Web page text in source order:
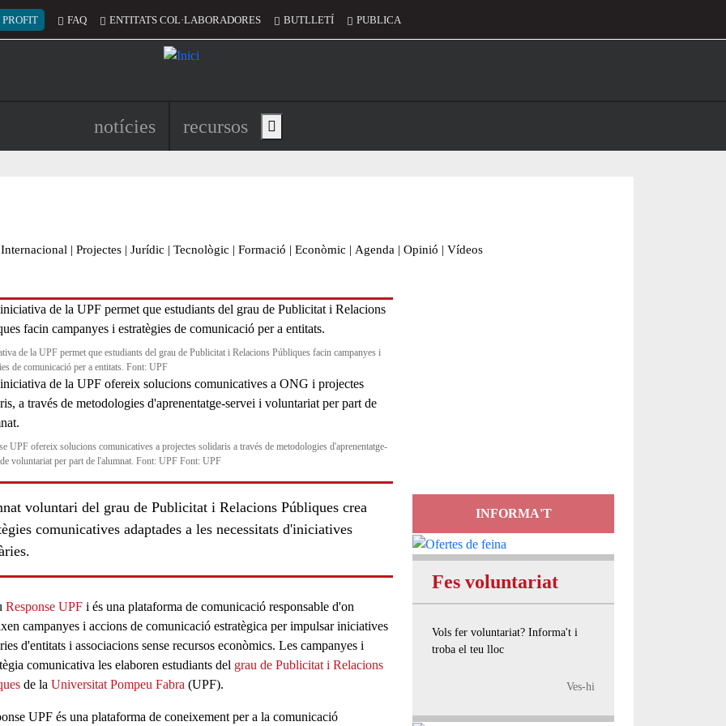
del compte d'usuari
PROFIT FAQ ENTITATS COL·LABORADORES BUTLLETÍ PUBLICA
Navegació principal de l'encapçalament
notícies recursos Show main menu
Internacional | Projectes | Jurídic | Tecnològic | Formació | Econòmic | Agenda | Opinió | Vídeos
de la UPF permet que estudiants del grau de Publicitat i Relacions Públiques facin campanyes i
de comunicació per a entitats. Font: UPF
UPF ofereix solucions comunicatives a projectes solidaris a través de metodologies d'aprenentatge-
voluntariat per part de l'alumnat. Font: UPF Font: UPF
voluntari del grau de Publicitat i Relacions Públiques crea
comunicatives adaptades a les necessitats d'iniciatives
Response UPFi és una plataforma de comunicació responsabled'on
campanyesi accions de comunicació estratègica per impulsariniciatives
d'entitats i associacions sense recursos econòmics. Les campanyes i
comunicativa les elaboren estudiantsdel grau de Publicitat i Relacions
de la Universitat Pompeu Fabra (UPF).
UPF és una plataforma de coneixement per a la comunicació
INFORMA'T
Fes voluntariat
Vols fer voluntariat? Informa't i
troba el teu lloc
Ves-hi